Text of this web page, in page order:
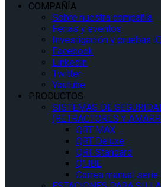
COMPAÑÍA
Sobre nuestra compañía
Ferias y eventos
Investigación y pruebas iQ
Facebook
Linkedin
Twitter
Youtube
PRODUCTOS
SISTEMAS DE
(RETRACTORES Y
QRT MAX
QRT Deluxe
QRT Standard
Q’UBE
Correa manual serie